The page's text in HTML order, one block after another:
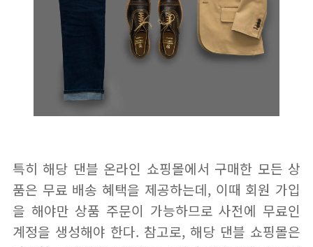
특히 해당 댄블 온라인 쇼핑몰에서 구매한 모든 상
품은 무료 배송 혜택을 제공하는데, 이때 회원 가입
을 해야만 상품 주문이 가능하므로 사전에 무료인
계정을 생성해야 한다. 참고로, 해당 댄블 쇼핑몰은